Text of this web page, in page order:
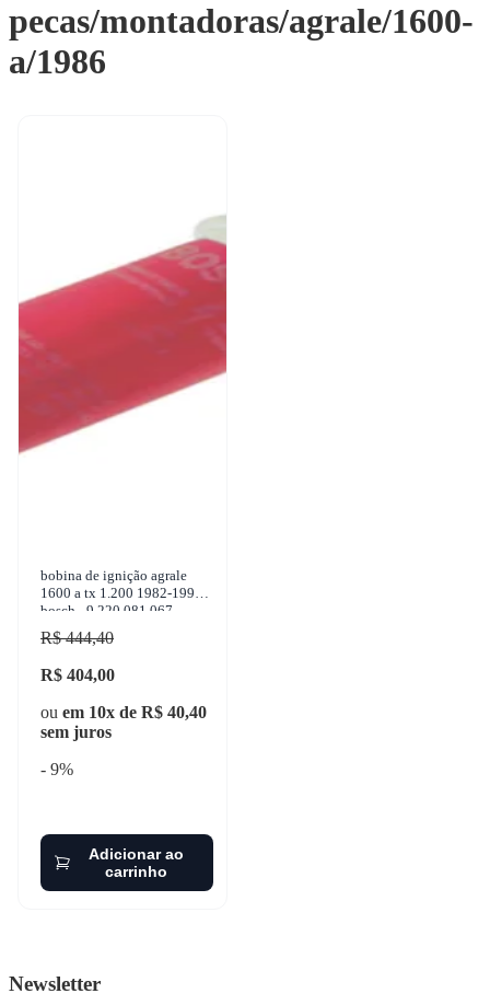
pecas/montadoras/agrale/1600-
a/1986
bobina de ignição agrale
1600 a tx 1.200 1982-1995
bosch - 9 220 081 067
R$ 444,40
R$ 404,00
ou em 10x de R$ 40,40
sem juros
- 9%
Adicionar ao
carrinho
Newsletter